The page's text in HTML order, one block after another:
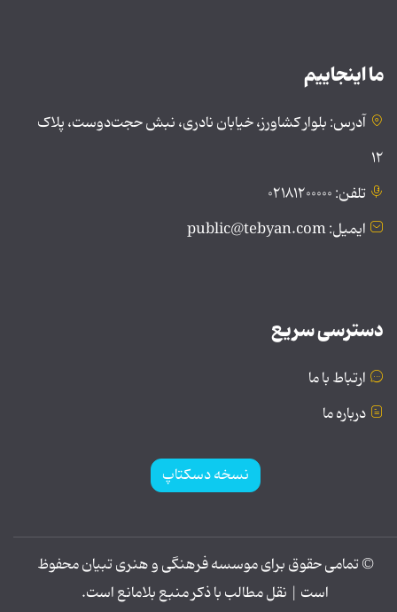
ما اینجاییم
آدرس: بلوار کشاورز، خیابان نادری، نبش حجت‌دوست، پلاک
۱۲
تلفن: ۰۲۱۸۱۲۰۰۰۰۰
ایمیل: public@tebyan.com
دسترسی سریع
ارتباط با ما
درباره ما
نسخه دسکتاپ
© تمامی حقوق برای موسسه فرهنگی و هنری تبیان محفوظ
است | نقل مطالب با ذکر منبع بلامانع است.